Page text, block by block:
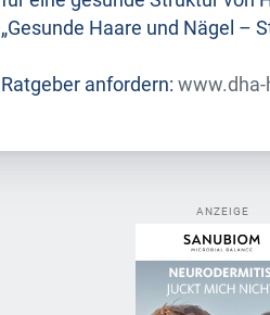
„Gesunde Haare und Nägel –
Ratgeber anfordern: www.dha-
ANZEIGE